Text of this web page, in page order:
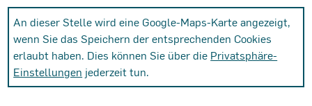
An dieser Stelle wird eine Google-Maps-Karte angezeigt,
wenn Sie das Speichern der entsprechenden Cookies
erlaubt haben. Dies können Sie über die Privatsphäre-
Einstellungen jederzeit tun.